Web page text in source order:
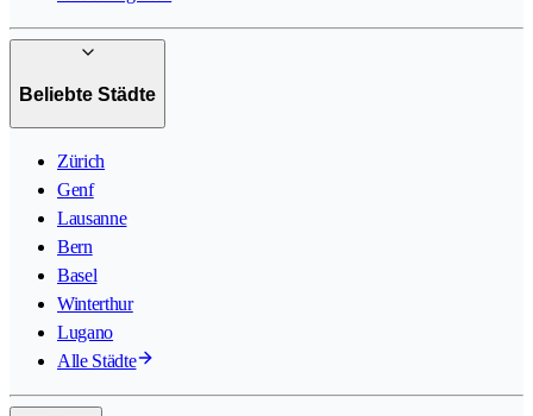
Beliebte Städte
Zürich
Genf
Lausanne
Bern
Basel
Winterthur
Lugano
Alle Städte